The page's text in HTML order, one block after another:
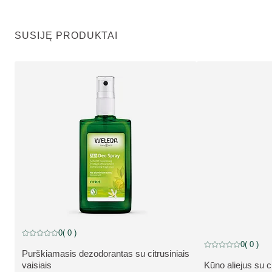
SUSIJĘ PRODUKTAI
APIE PRODUKTĄ:
Purškiamasis dezodorantas su citrusiniais
vaisiais
Dabartinis įvertinimas: 0 iš 5 žvaigždučių įvertino 0 klientų
0( 0 )
APIE
Kūno aliejus su
Dabartinis0( 0 )